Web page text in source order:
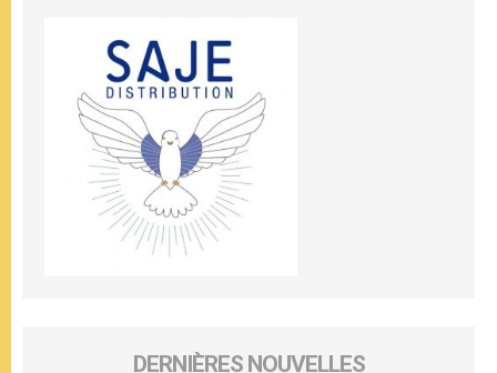
DERNIÈRES NOUVELLES